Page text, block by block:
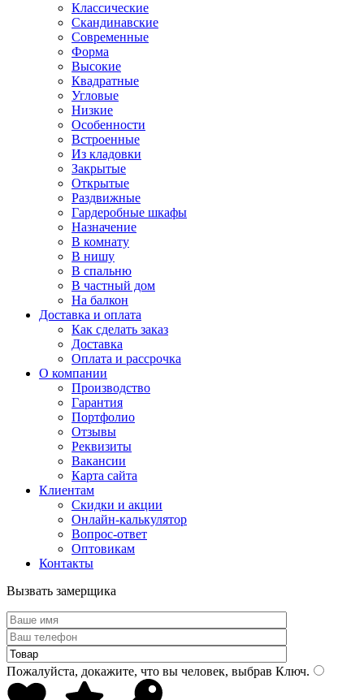
Классические
Скандинавские
Современные
Форма
Высокие
Квадратные
Угловые
Низкие
Особенности
Встроенные
Из кладовки
Закрытые
Открытые
Раздвижные
Гардеробные шкафы
Назначение
В комнату
В нишу
В спальню
В частный дом
На балкон
Доставка и оплата
Как сделать заказ
Доставка
Оплата и рассрочка
О компании
Производство
Гарантия
Портфолио
Отзывы
Реквизиты
Вакансии
Карта сайта
Клиентам
Скидки и акции
Онлайн-калькулятор
Вопрос-ответ
Оптовикам
Контакты
Вызвать замерщика
Пожалуйста, докажите, что вы человек, выбрав Ключ.